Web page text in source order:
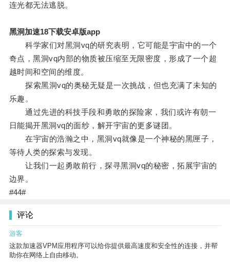
连光都无法逃脱。
黑洞加速18下载安卓版app
科学家们对黑洞vq的研究表明，它可能是宇宙中的一个
奇点，黑洞vq内部的物质被压缩至无限密度，形成了一个超
越时间和空间的维度。
探索黑洞vq的奥秘无疑是一次挑战，但也充满了未知的
乐趣。
通过先进的科技手段和勇敢的探险家，我们或许有朝一
日能揭开黑洞vq的面纱，解开宇宙的更多谜团。
在宇宙的浩瀚之中，黑洞vq就像是一个神秘的黑匣子，
等待人类的探索与发现。
让我们一起勇敢前行，探寻黑洞vq的秘密，拓展宇宙的
边界。
#44#
评论
游客
这款加速器VPM应用程序可以给你提供最高速度和安全性的连接，并帮
助你在网络上自由移动。